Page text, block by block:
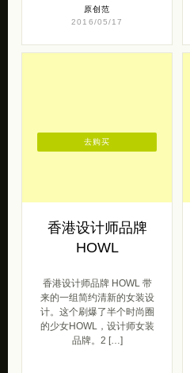
原创范
2016/05/17
香港设计师品牌
HOWL
香港设计师品牌 HOWL 带
来的一组简约清新的女装设
计。这个刷爆了半个时尚圈
的少女HOWL，设计师女装
品牌。2 […]
去购买